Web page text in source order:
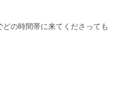
の時間帯に来てくださっても